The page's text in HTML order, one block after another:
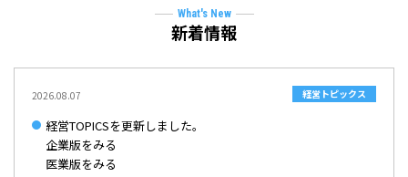
6月29日・30日に発展会計システム操作研修を開催いたします。
【発展会計】生成AIオプションサイトを公開いたしました。
年末年始休業のお知らせ
2025/10/22
What's New
新着情報
2026.08.07 経営トピックス
経営TOPICSを更新しました。
企業版をみる
医業版をみる